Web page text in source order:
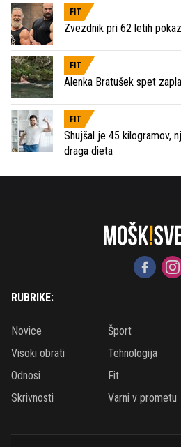
FIT
Zvezdnik pri 62 letih
FIT
Alenka Bratušek spet
FIT
Shujšal je 45 kilogramov,
draga dieta
RUBRIKE:
Novice Šport
Visoki obrati
Tehnologija
Odnosi
Fit
Skrivnosti
Varni v prometu